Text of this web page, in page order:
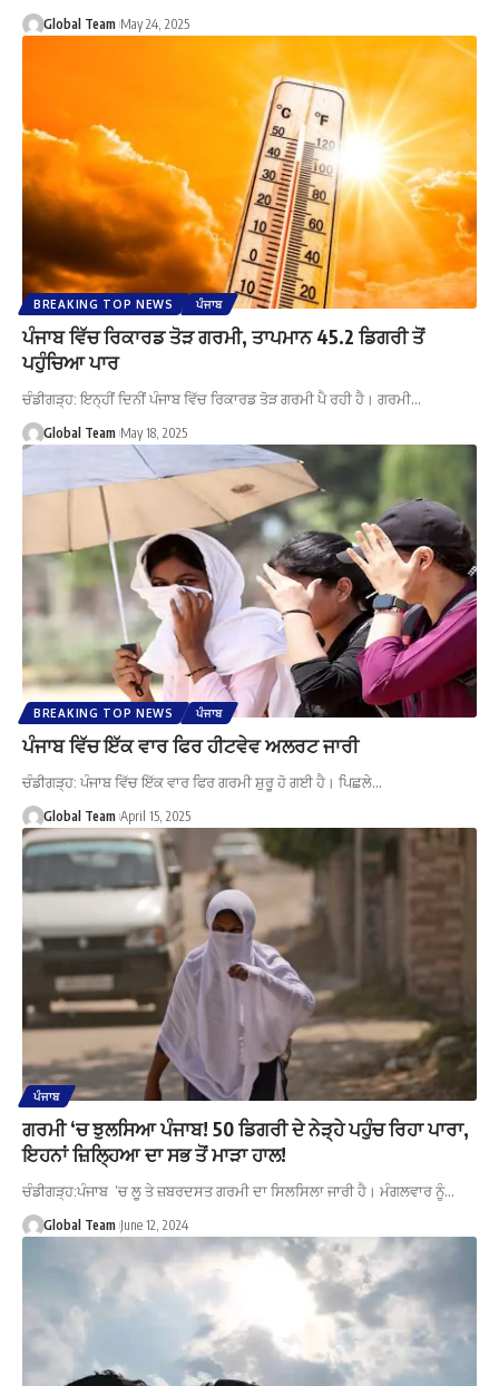
Global Team May 24, 2025
BREAKING TOP NEWS ਪੰਜਾਬ
ਪੰਜਾਬ ਵਿੱਚ ਰਿਕਾਰਡ ਤੋੜ ਗਰਮੀ, ਤਾਪਮਾਨ 45.2 ਡਿਗਰੀ ਤੋਂ
ਪਹੁੰਚਿਆ ਪਾਰ
ਚੰਡੀਗੜ੍ਹ: ਇਨ੍ਹੀਂ ਦਿਨੀਂ ਪੰਜਾਬ ਵਿੱਚ ਰਿਕਾਰਡ ਤੋੜ ਗਰਮੀ ਪੈ ਰਹੀ ਹੈ। ਗਰਮੀ…
Global Team May 18, 2025
BREAKING TOP NEWS ਪੰਜਾਬ
ਪੰਜਾਬ ਵਿੱਚ ਇੱਕ ਵਾਰ ਫਿਰ ਹੀਟਵੇਵ ਅਲਰਟ ਜਾਰੀ
ਚੰਡੀਗੜ੍ਹ: ਪੰਜਾਬ ਵਿੱਚ ਇੱਕ ਵਾਰ ਫਿਰ ਗਰਮੀ ਸ਼ੁਰੂ ਹੋ ਗਈ ਹੈ। ਪਿਛਲੇ…
Global Team April 15, 2025
ਪੰਜਾਬ
ਗਰਮੀ ‘ਚ ਝੁਲਸਿਆ ਪੰਜਾਬ! 50 ਡਿਗਰੀ ਦੇ ਨੇੜ੍ਹੇ ਪਹੁੰਚ ਰਿਹਾ ਪਾਰਾ,
ਇਹਨਾਂ ਜ਼ਿਲ੍ਹਿਆ ਦਾ ਸਭ ਤੋਂ ਮਾੜਾ ਹਾਲ!
ਚੰਡੀਗੜ੍ਹ:ਪੰਜਾਬ ’ਚ ਲੂ ਤੇ ਜ਼ਬਰਦਸਤ ਗਰਮੀ ਦਾ ਸਿਲਸਿਲਾ ਜਾਰੀ ਹੈ। ਮੰਗਲਵਾਰ ਨੂੰ…
Global Team June 12, 2024